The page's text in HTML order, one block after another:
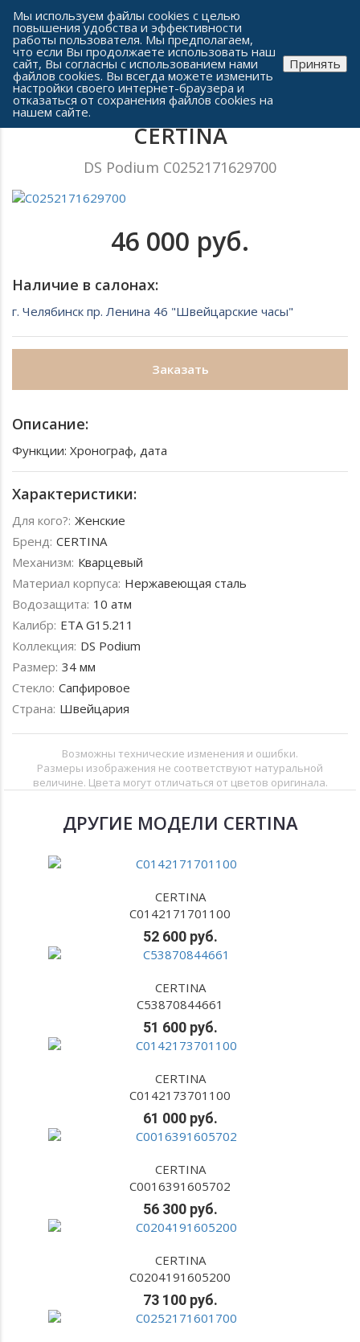
Сеть часовых салонов г. Челябинска
Женские часы
CERTINA
DS Podium C0252171629700
46 000 руб.
Наличие в салонах:
г. Челябинск пр. Ленина 46 "Швейцарские часы"
Заказать
Описание:
Функции: Хронограф, дата
Характеристики:
Для кого?: Женские
Бренд: CERTINA
Механизм: Кварцевый
Материал корпуса: Нержавеющая сталь
Водозащита: 10 атм
Калибр: ETA G15.211
Коллекция: DS Podium
Размер: 34 мм
Стекло: Сапфировое
Страна: Швейцария
Возможны технические изменения и ошибки.
Размеры изображения не соответствуют натуральной
величине. Цвета могут отличаться от цветов оригинала.
ДРУГИЕ МОДЕЛИ CERTINA
CERTINA
C0142171701100
52 600 руб.
CERTINA
C53870844661
51 600 руб.
CERTINA
C0142173701100
61 000 руб.
CERTINA
C0016391605702
56 300 руб.
CERTINA
C0204191605200
73 100 руб.
Мы используем файлы cookies с целью
повышения удобства и эффективности
работы пользователя. Мы предполагаем,
что если Вы продолжаете использовать наш
сайт, Вы согласны с использованием нами
файлов cookies. Вы всегда можете изменить
настройки своего интернет-браузера и
отказаться от сохранения файлов cookies на
нашем сайте.
Принять